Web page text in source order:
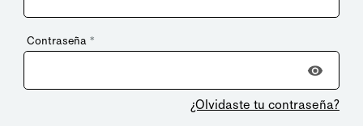
Contraseña *
¿Olvidaste tu contraseña?